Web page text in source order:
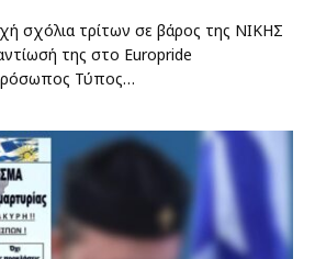
σχόλια τρίτων σε βάρος της ΝΙΚΗΣ
της στο Europride
Τύπος…